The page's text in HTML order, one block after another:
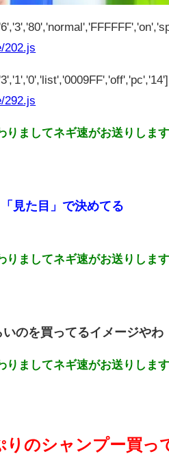
202.js
292.js
りましてネギ速がお送りします
見た目」で決めてる
りましてネギ速がお送りします
のを買ってるイメージやわ
りましてネギ速がお送りします
りのシャンプー買っ